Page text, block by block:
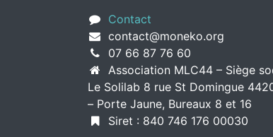
Contact
contact@moneko.org
07 66 87 76 60
Association MLC44 – Siège
Le Solilab 8 rue St Domingue
– Porte Jaune, Bureaux 8 et 16
Siret : 840 746 176 00030